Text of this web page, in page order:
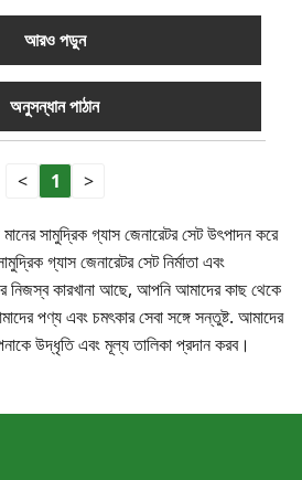
আরও পড়ুন
অনুসন্ধান পাঠান
< 1 >
সামুদ্রিক গ্যাস জেনারেটর সেট উৎপাদন করে
গ্যাস জেনারেটর সেট নির্মাতা এবং
নিজস্ব কারখানা আছে, আপনি আমাদের কাছ থেকে
পণ্য এবং চমৎকার সেবা সঙ্গে সন্তুষ্ট. আমাদের
উদ্ধৃতি এবং মূল্য তালিকা প্রদান করব।